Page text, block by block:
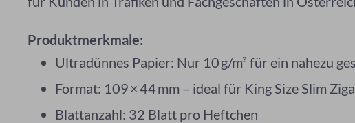
Produktmerkmale:
Ultradünnes Papier: Nur 10 g/m² für ein nahezu
Format: 109 × 44 mm – ideal für King Size Slim
Blattanzahl: 32 Blatt pro Heftchen